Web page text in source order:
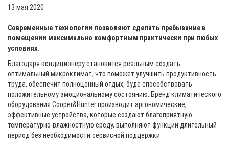
13 мая 2020
Современные технологии позволяют сделать пребывание в
помещении максимально комфортным практически при любых
условиях.
Благодаря кондиционеру становится реальным создать
оптимальный микроклимат, что поможет улучшить продуктивность
труда, обеспечит полноценный отдых, буде способствовать
положительному эмоциональному состоянию. Бренд климатического
оборудования Сooper&Нunter производит эргономические,
эффективные устройства, которые создают благоприятную
температурно-влажностную среду, выполняют функции длительный
период без необходимости сервисной поддержки.